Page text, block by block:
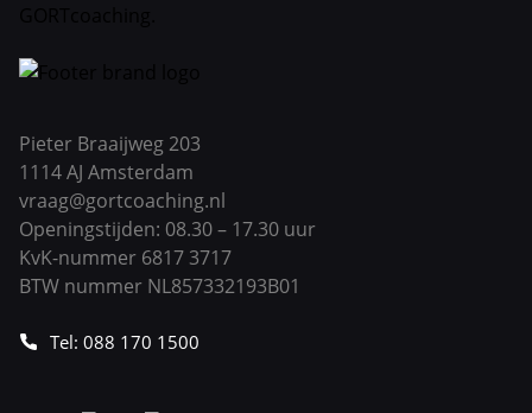
Pieter Braaijweg 203
1114 AJ Amsterdam
vraag@gortcoaching.nl
Openingstijden: 08.30 – 17.30 uur
KvK-nummer 6817 3717
BTW nummer NL857332193B01
Tel: 088 170 1500